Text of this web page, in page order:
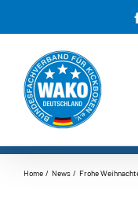
Inhalt
springen
Home News Frohe